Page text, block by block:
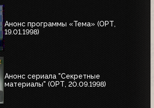
Анонс программы «Тема» (ОРТ,
19.01.1998)
Анонс сериала "Секретные
материалы" (ОРТ, 20.09.1998)